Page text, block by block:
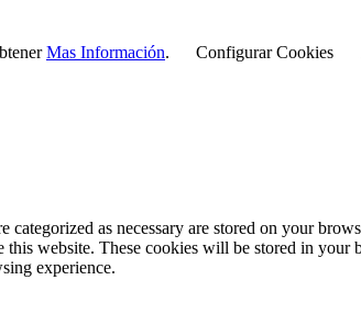
Mas Información. Configurar Cookies
as necessary are stored on your
website. These cookies will be stored in
experience.